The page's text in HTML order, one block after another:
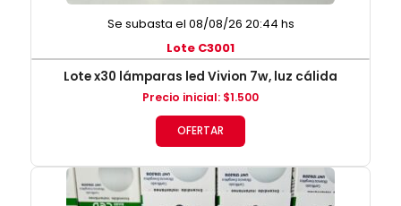
Se subasta el 08/08/26 20:44 hs
Lote C3001
Lote x30 lámparas led Vivion 7w, luz cálida
Precio inicial: $1.500
OFERTAR